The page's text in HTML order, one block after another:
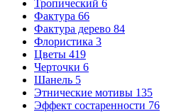
Тропический 6
Фактура 66
Фактура дерево 84
Флористика 3
Цветы 419
Черточки 6
Шанель 5
Этнические мотивы 135
Эффект состаренности 76